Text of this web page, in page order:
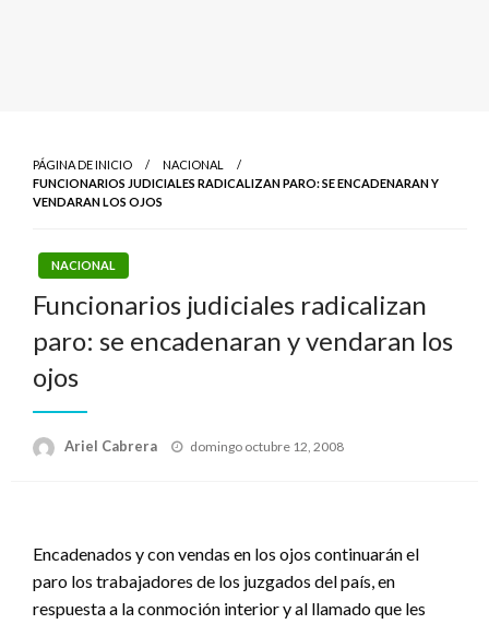
PÁGINA DE INICIO
NACIONAL
FUNCIONARIOS JUDICIALES RADICALIZAN PARO: SE ENCADENARAN Y
VENDARAN LOS OJOS
NACIONAL
Funcionarios judiciales radicalizan
paro: se encadenaran y vendaran los
ojos
Ariel Cabrera
Publicado
domingo octubre 12, 2008
Encadenados y con vendas en los ojos continuarán el
paro los trabajadores de los juzgados del país, en
respuesta a la conmoción interior y al llamado que les